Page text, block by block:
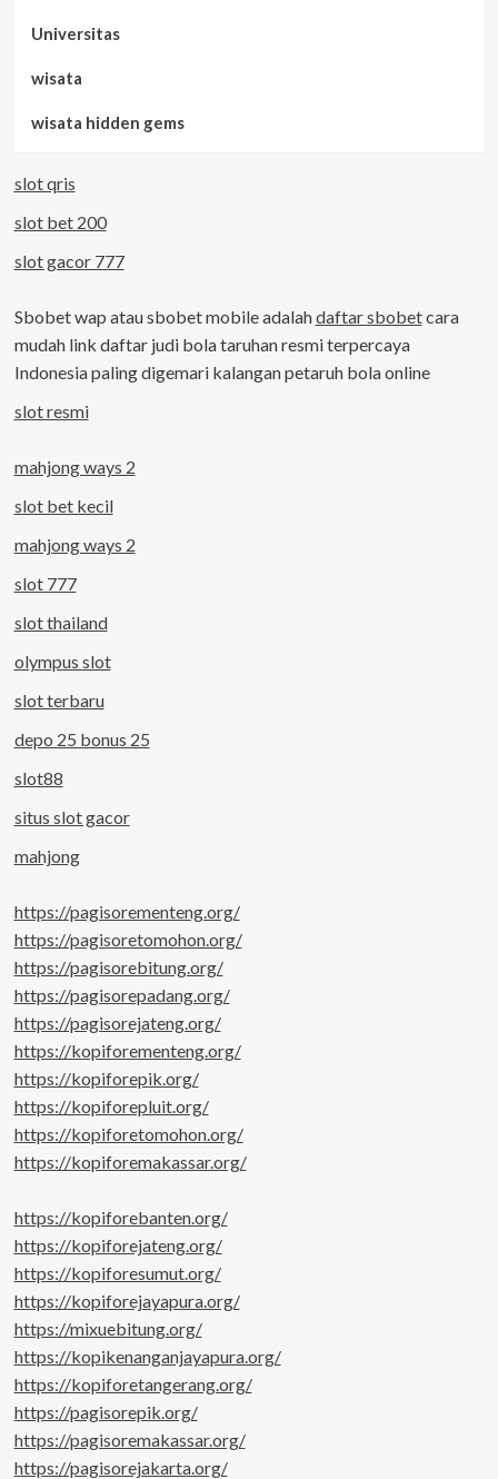
Universitas
wisata
wisata hidden gems
slot qris
slot bet 200
slot gacor 777
Sbobet wap atau sbobet mobile adalahdaftar sbobetcara
mudah link daftar judi bola taruhan resmi terpercaya
Indonesia paling digemari kalangan petaruh bola online
slot resmi
mahjong ways 2
slot bet kecil
mahjong ways 2
slot 777
slot thailand
olympus slot
slot terbaru
depo 25 bonus 25
slot88
situs slot gacor
mahjong
https://pagisorementeng.org/
https://pagisoretomohon.org/
https://pagisorebitung.org/
https://pagisorepadang.org/
https://pagisorejateng.org/
https://kopiforementeng.org/
https://kopiforepik.org/
https://kopiforepluit.org/
https://kopiforetomohon.org/
https://kopiforemakassar.org/
https://kopiforebanten.org/
https://kopiforejateng.org/
https://kopiforesumut.org/
https://kopiforejayapura.org/
https://mixuebitung.org/
https://kopikenanganjayapura.org/
https://kopiforetangerang.org/
https://pagisorepik.org/
https://pagisoremakassar.org/
https://pagisorejakarta.org/